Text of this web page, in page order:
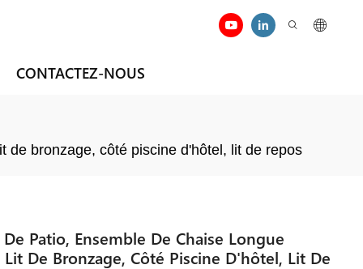
CONTACTEZ-NOUS
de bronzage, côté piscine d'hôtel, lit de repos
Patio, Ensemble De Chaise Longue
De Bronzage, Côté Piscine D'hôtel, Lit De